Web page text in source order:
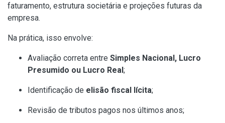
faturamento, estrutura societária e projeções futuras da
empresa.
Na prática, isso envolve:
Avaliação correta entre Simples Nacional, Lucro
Presumido ou Lucro Real;
Identificação de elisão fiscal lícita;
Revisão de tributos pagos nos últimos anos;